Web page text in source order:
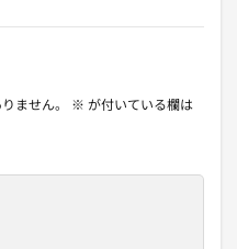
ません。 ※ が付いている欄は